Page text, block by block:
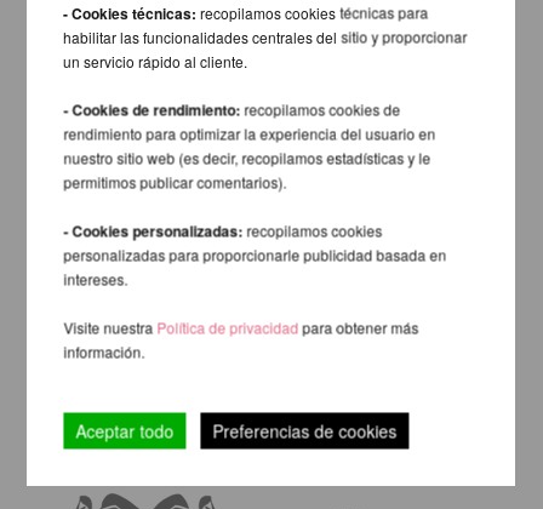
- Cookies técnicas:recopilamos cookies técnicas para
habilitar las funcionalidades centrales del sitio y proporcionar
un servicio rápido al cliente.
- Cookies de rendimiento: recopilamos cookies de
rendimiento para optimizar la experiencia del usuario en
nuestro sitio web (es decir, recopilamos estadísticas y le
permitimos publicar comentarios).
- Cookies personalizadas: recopilamos cookies
personalizadas para proporcionarle publicidad basada en
intereses.
Visite nuestra Política de privacidadpara obtener más
información.
Aceptar todo Preferencias de cookies